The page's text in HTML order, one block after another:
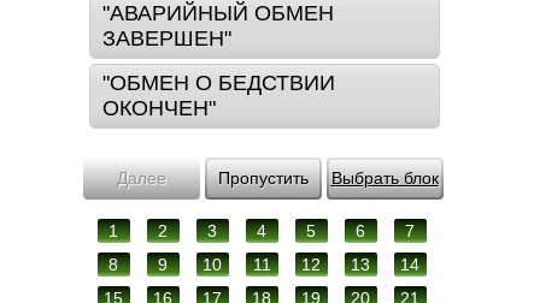
"АВАРИЙНЫЙ ОБМЕН
ЗАВЕРШЕН"
"ОБМЕН О БЕДСТВИИ
ОКОНЧЕН"
Далее Пропустить Выбрать блок
1 2 3 4 5 6
7
8
9 10 11 12 13
14
15
16 17 18 19 20
21